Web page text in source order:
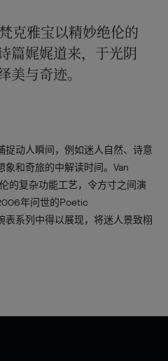
克雅宝以精妙绝伦的
篇娓娓道来，于光阴
美与奇迹。
动人瞬间，例如迷人自然、诗意
和奇旅的中解读时间。Van
的复杂功能工艺，令方寸之间演
年问世的Poetic
系列中得以展现，将迷人景致栩